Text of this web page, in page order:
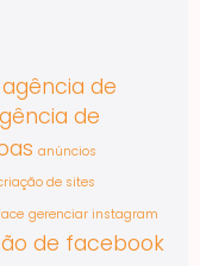
agência de
de
anúncios
de sites
gerenciar instagram
de facebook